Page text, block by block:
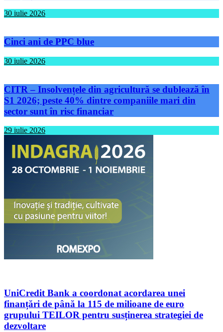
30 iulie 2026
Cinci ani de PPC blue
30 iulie 2026
CITR – Insolvențele din agricultură se dublează în
S1 2026; peste 40% dintre companiile mari din
sector sunt în risc financiar
29 iulie 2026
UniCredit Bank a coordonat acordarea unei
finanțări de până la 115 de milioane de euro
grupului TEILOR pentru susținerea strategiei de
dezvoltare